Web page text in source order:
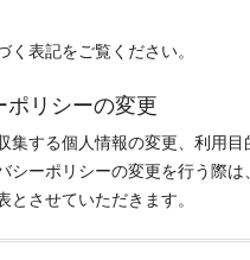
く表記をご覧ください。
ポリシーの変更
集する個人情報の変更、利用目
シーポリシーの変更を行う際は
とさせていただきます。